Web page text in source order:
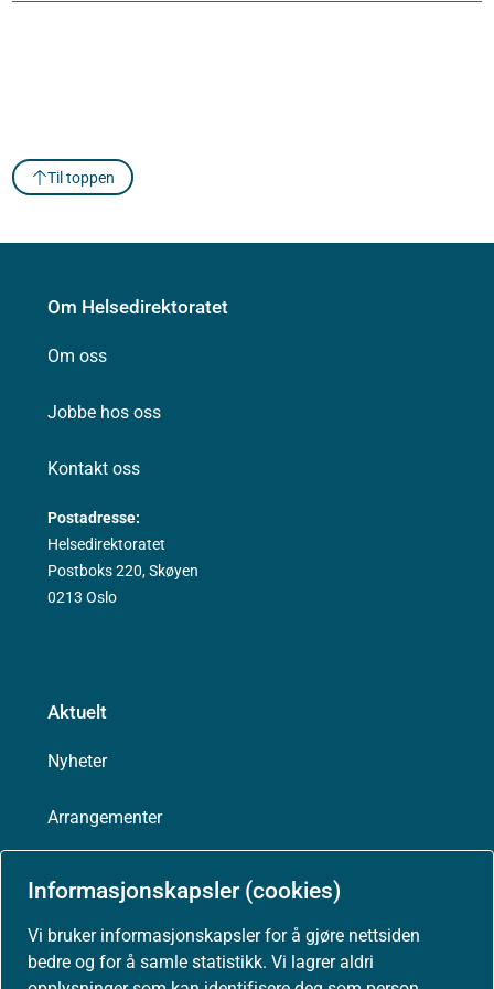
Informasjonskapsler (cookies)
Vi bruker informasjonskapsler for å gjøre nettsiden
bedre og for å samle statistikk. Vi lagrer aldri
Til toppen
Om Helsedirektoratet
Om oss
Jobbe hos oss
Kontakt oss
Postadresse:
Helsedirektoratet
Postboks 220, Skøyen
0213 Oslo
Aktuelt
Nyheter
Arrangementer
Presse